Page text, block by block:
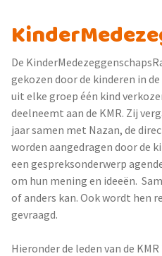
De
gekozen door de kinderen in
uit elke groep één kind
deelneemt aan de KMR. Zij
jaar samen met Nazan, de
worden aangedragen door de
een gespreksonderwerp
om hun mening en ideeën.
of anders kan. Ook wordt hen
gevraagd.
Hieronder de leden van de KMR